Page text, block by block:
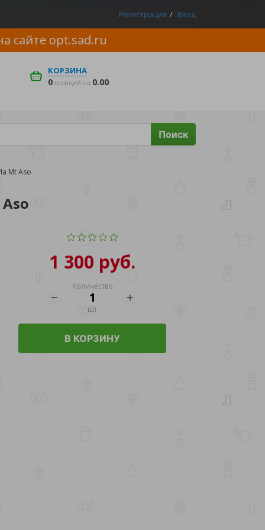
Регистрация Вход
сайте opt.sad.ru
КОРЗИНА
0 позиций на 0.00
Поиск
Mt Aso
1 300 руб.
Количество
шт
В КОРЗИНУ